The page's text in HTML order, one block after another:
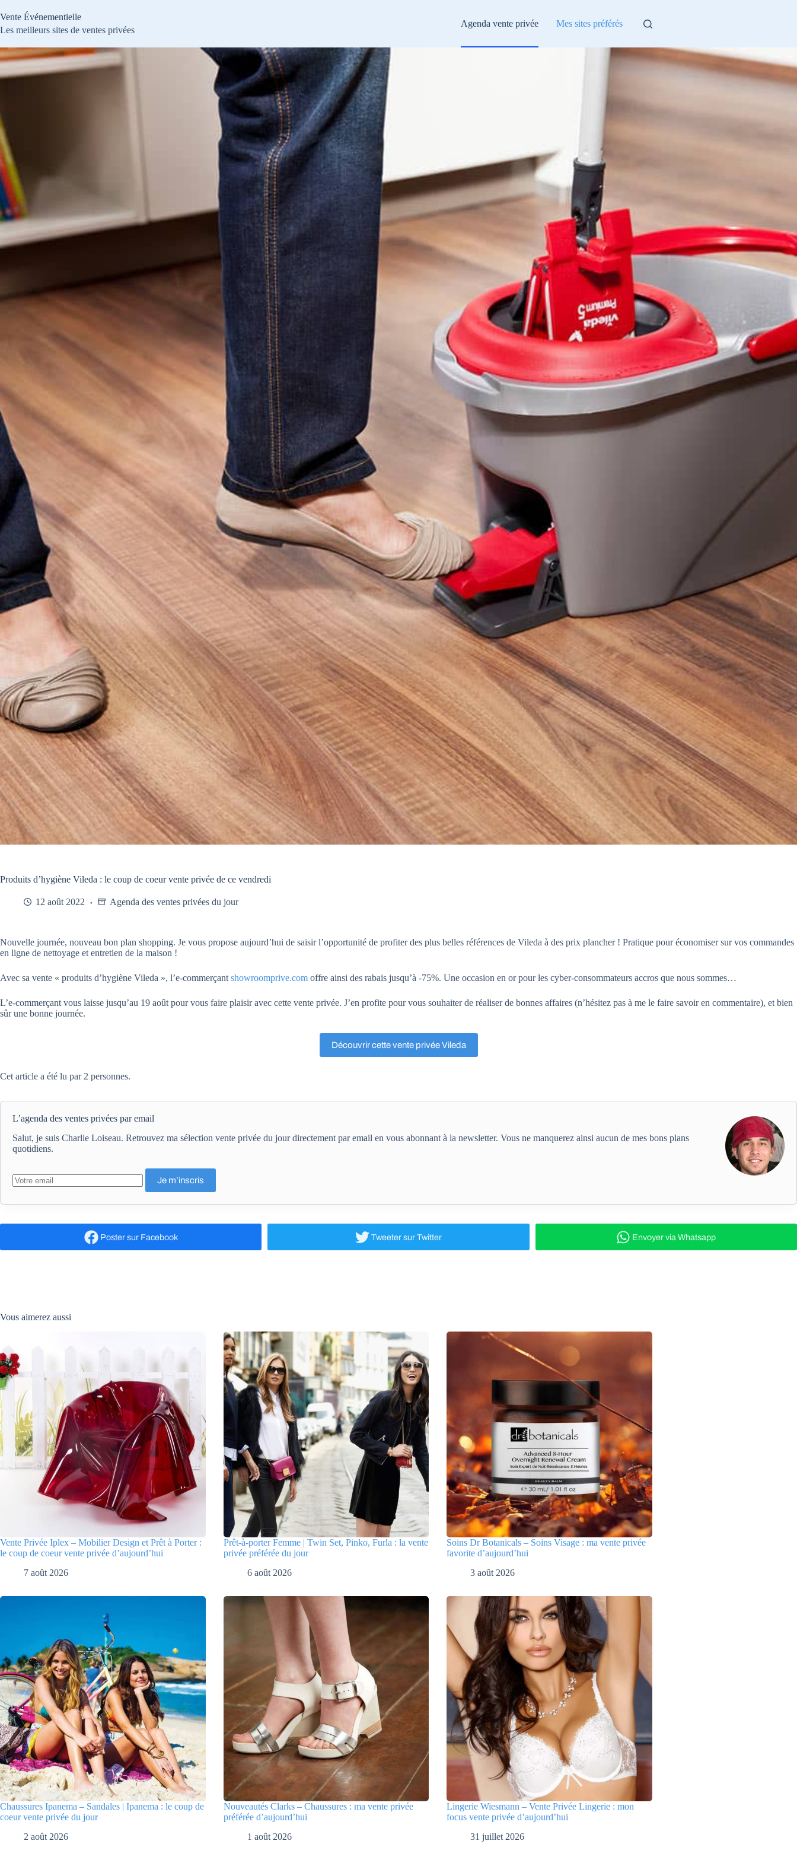
au
contenu
Vente Événementielle
Les meilleurs sites de ventes privées
Agenda vente privée Mes sites préférés
Produits d’hygiène Vileda : le coup de coeur vente privée de ce vendredi
12 août 2022 Agenda des ventes privées du jour
Nouvelle journée, nouveau bon plan shopping. Je vous propose aujourd’hui de saisir l’opportunité de profiter des plus belles références de Vileda à des prix plancher ! Pratique pour économiser sur vos commandes
en ligne de nettoyage et entretien de la maison !
Avec sa vente « produits d’hygiène Vileda », l’e-commerçant showroomprive.com offre ainsi des rabais jusqu’à -75%. Une occasion en or pour les cyber-consommateurs accros que nous sommes…
L’e-commerçant vous laisse jusqu’au 19 août pour vous faire plaisir avec cette vente privée. J’en profite pour vous souhaiter de réaliser de bonnes affaires (n’hésitez pas à me le faire savoir en commentaire), et bien
sûr une bonne journée.
Découvrir cette vente privée Vileda
Cet article a été lu par 2 personnes.
L’agenda des ventes privées par email
Salut, je suis Charlie Loiseau. Retrouvez ma sélection vente privée du jour directement par email en vous abonnant à la newsletter. Vous ne manquerez ainsi aucun de mes bons plans
quotidiens.
Postersur Facebook Tweetersur Twitter Envoyervia Whatsapp
Vous aimerez aussi
Vente Privée Iplex – Mobilier Design et Prêt à Porter :
le coup de coeur vente privée d’aujourd’hui
7 août 2026
Prêt-à-porter Femme | Twin Set, Pinko, Furla : la vente
privée préférée du jour
6 août 2026
Soins Dr Botanicals – Soins Visage : ma vente privée
favorite d’aujourd’hui
3 août 2026
Chaussures Ipanema – Sandales | Ipanema : le coup de
coeur vente privée du jour
2 août 2026
Nouveautés Clarks – Chaussures : ma vente privée
préférée d’aujourd’hui
1 août 2026
Lingerie Wiesmann – Vente Privée Lingerie : mon
focus vente privée d’aujourd’hui
31 juillet 2026